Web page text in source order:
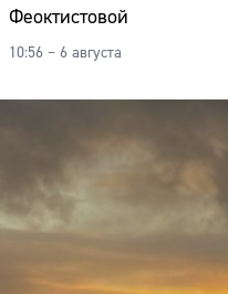
Феоктистовой
10:56 – 6 августа